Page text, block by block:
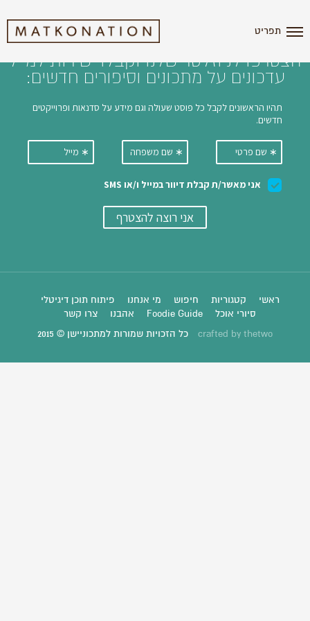
תפריט
הצטרפו לניוזלטר שלנו וקבלו ישירות למייל
עדכונים על מתכונים וסיפורים חדשים:
ראשי קטגוריות חיפוש מי אנחנו
פיתוח תוכן דיגיטלי
סיורי אוכל
Foodie Guide אהבנו צרו קשר
crafted by thetwo כל הזכויות שמורות למתכוניישן © 2015